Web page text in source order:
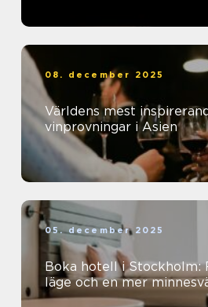
08. december 2025
Världens mest
vinprovningar i Asien
05. december 2025
Boka hotell i Stockholm:
läge och en mer